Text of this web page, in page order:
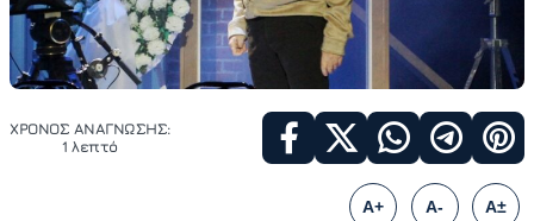
ΧΡΟΝΟΣ ΑΝΑΓΝΩΣΗΣ:
1 λεπτό
A+ A- A±